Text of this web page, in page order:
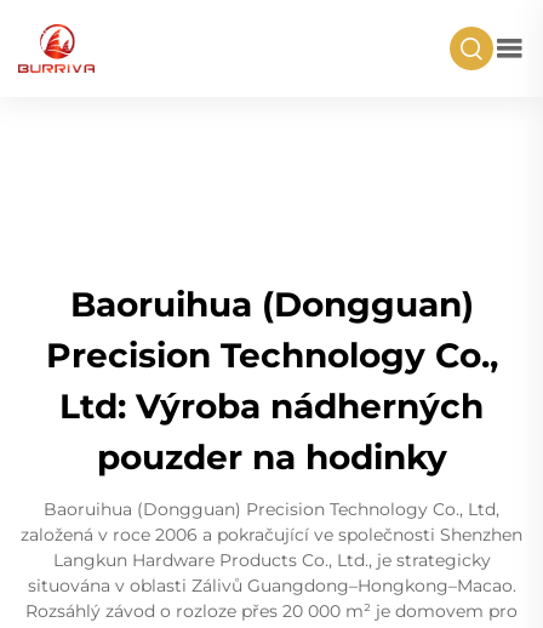
Baoruihua (Dongguan)
Precision Technology Co.,
Ltd: Výroba nádherných
pouzder na hodinky
Baoruihua (Dongguan) Precision Technology Co., Ltd,
založená v roce 2006 a pokračující ve společnosti Shenzhen
Langkun Hardware Products Co., Ltd., je strategicky
situována v oblasti Zálivů Guangdong–Hongkong–Macao.
Rozsáhlý závod o rozloze přes 20 000 m² je domovem pro